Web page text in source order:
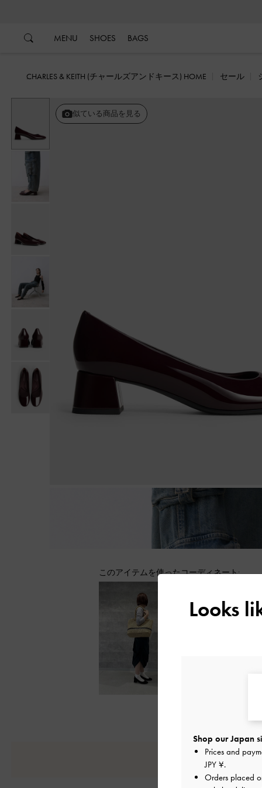
MENU SHOES BAGS
CHARLES & KEITH (チャールズアンドキース) HOME セール
似ている商品を見る
このアイテムを使ったコーディネート:
Looks
Shop our Japan
Prices and
JPY ¥.
Orders placed